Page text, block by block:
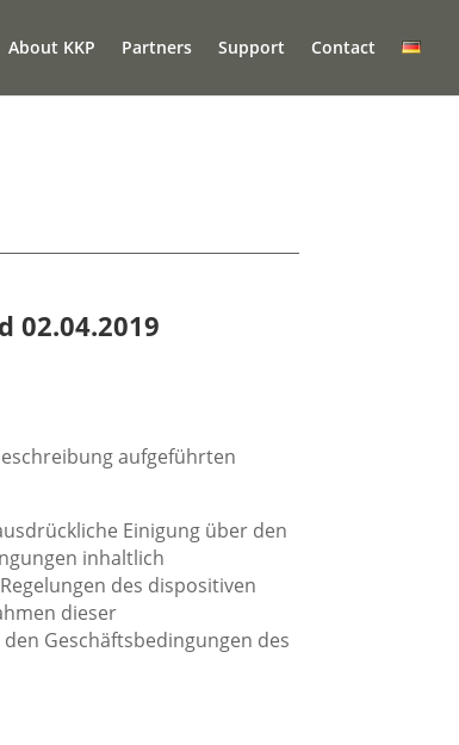
About KKP Partners Support Contact
02.04.2019
aufgeführten
Einigung über den
inhaltlich
des dispositiven
dieser
Geschäftsbedingungen des